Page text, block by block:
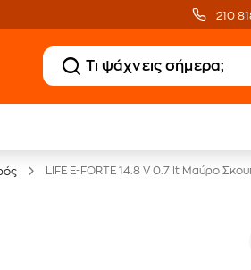
210
LIFE E-FORTE 14.8 V 0.7 lt Μαύρο